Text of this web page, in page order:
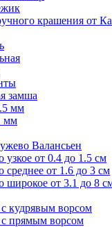
крашения от
замша
мм
мм
Валансьен
узкое от 0.4 до 1.5 см
среднее от 1.6 до 3 см
широкое от 3.1 до 8
кудрявым ворсом
прямым ворсом